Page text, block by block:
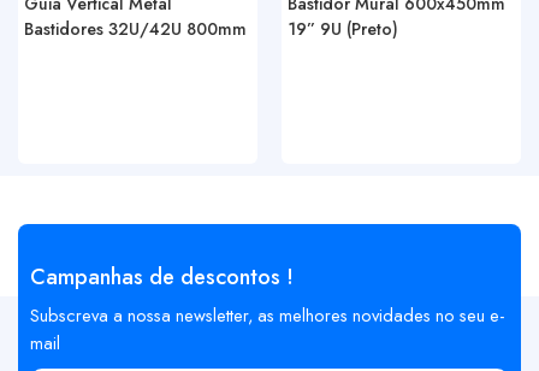
Bastidores 32U/42U 800mm
19” 9U (Preto)
Campanhas de descontos !
Subscreva a nossa newsletter, as melhores novidades no seu e-
mail